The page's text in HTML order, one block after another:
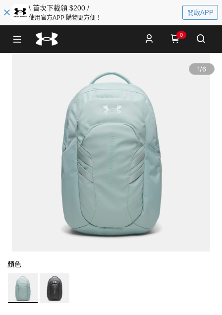
\ 首次下載領 $200 /
使用官方APP 購物更方便！
開啟APP
0
1/6
顏色